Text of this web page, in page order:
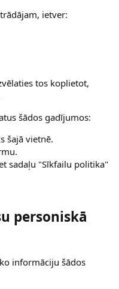
ietver:
tos koplietot,
šādos gadījumos:
šajā vietnē.
sadaļu "Sīkfailu politika"
personiskā
informāciju šādos